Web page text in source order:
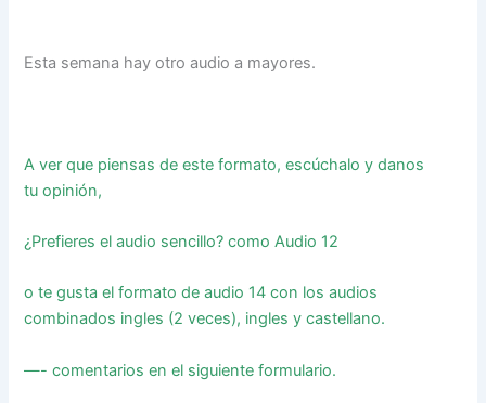
Esta semana hay otro audio a mayores.
A ver que piensas de este formato, escúchalo y danos
tu opinión,
¿Prefieres el audio sencillo? como Audio 12
o te gusta el formato de audio 14 con los audios
combinados ingles (2 veces), ingles y castellano.
—- comentarios en el siguiente formulario.